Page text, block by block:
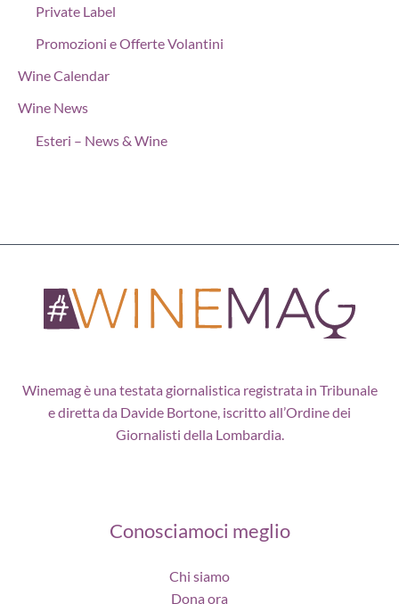
Private Label
Promozioni e Offerte Volantini
Wine Calendar
Wine News
Esteri – News & Wine
Winemag è una testata giornalistica registrata in Tribunale
e diretta da Davide Bortone, iscritto all’Ordine dei
Giornalisti della Lombardia.
Conosciamoci meglio
Chi siamo
Dona ora